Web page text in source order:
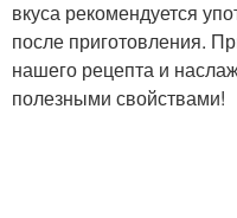
вкуса рекомендуется
после приготовления.
нашего рецепта и
полезными свойствами!